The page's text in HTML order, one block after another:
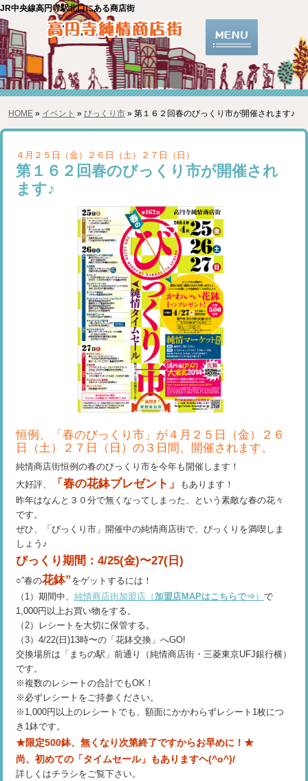
JR中央線高円寺駅北口にある商店街
HOME » イベント » びっくり市» 第１６２回春のびっくり市が開催されます♪
４月２５日（金）２６日（土）２７日（日）
第１６２回春のびっくり市が開催され
ます♪
恒例、「春のびっくり市」が４月２５日（金）２６
日（土）２７日（日）の３日間、開催されます。
純情商店街恒例の春のびっくり市を今年も開催します！
大好評、
「春の花鉢プレゼント」
もあります！
昨年はなんと３０分で無くなってしまった、という素敵な春の花々
です。
ぜひ、「びっくり市」開催中の純情商店街で、びっくりを満喫しま
しょう♪
びっくり期間：4/25(金)〜27(日)
○”春の花鉢”をゲットするには！
（1）期間中、純情商店街加盟店（ 加盟店MAPはこちらで⇒） で
1,000円以上お買い物をする。
（2）レシートを大切に保管する。
（3）4/22(日)13時〜の「花鉢交換」へGO!
交換場所は「まちの駅」前通り（純情商店街・三菱東京UFJ銀行横）
です。
※複数のレシートの合計でもOK！
※必ずレシートをご持参ください。
※1,000円以上のレシートでも、額面にかかわらずレシート1枚につ
き1鉢です。
★限定500鉢、無くなり次第終了ですからお早めに！★
尚、初めての「タイムセール」もありますヘ(^o^)/
詳しくはチラシをご覧下さい。